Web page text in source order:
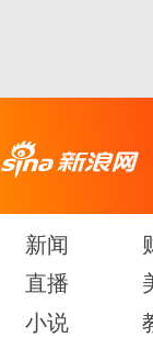
新闻
直播
小说